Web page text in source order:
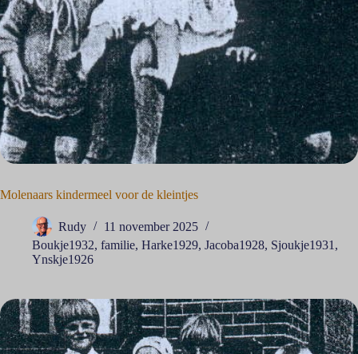
Molenaars kindermeel voor de kleintjes
Rudy
11 november 2025
Boukje1932, familie, Harke1929, Jacoba1928, Sjoukje1931 ,
Ynskje1926